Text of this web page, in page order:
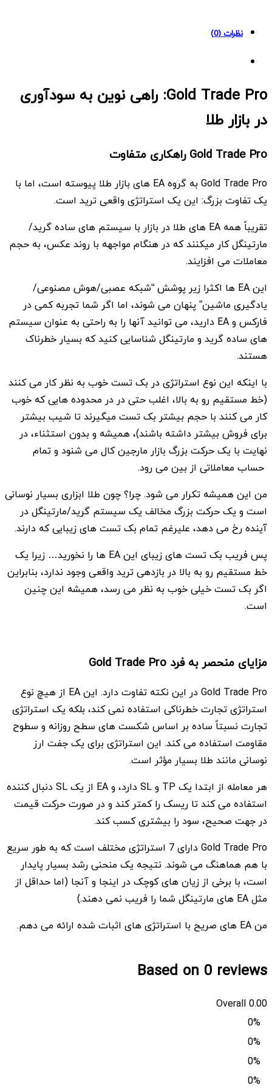
نظرات (0)
Gold Trade Pro: راهی نوین به سودآوری
در بازار طلا
Gold Trade Pro راهکاری متفاوت
Gold Trade Pro به گروه EA های بازار طلا پیوسته است، اما با
یک تفاوت بزرگ: این یک استراتژی واقعی ترید است.
تقریباً همه EA های طلا در بازار با سیستم های ساده گرید/
مارتینگل کار میکنند که در هنگام مواجهه با روند عکس، به حجم
معاملات می افزایند.
این EA ها اکثرا زیر پوشش “شبکه عصبی/هوش مصنوعی/
یادگیری ماشین” پنهان می شوند، اما اگر شما تجربه کمی در
فارکس و EA دارید، می توانید آنها را به راحتی به عنوان سیستم
های ساده گرید و مارتینگل شناسایی کنید که بسیار خطرناک
هستند.
با اینکه این نوع استراتژی در بک تست خوب به نظر کار می کنند
(خط مستقیم رو به بالا، اغلب حتی در در محدوده هایی که خوب
کار می کنند با حجم بیشتر بک تست میگیرند تا شیب بیشتر
برای فروش بیشتر داشته باشند)، همیشه و بدون استثناء، در
نهایت با یک حرکت بزرگ بازار مارجین کال می شنود و تمام
حساب معاملاتی از بین می رود.
من این همیشه تکرار می شود. چرا؟ چون طلا ابزاری بسیار نوسانی
است و یک حرکت بزرگ مخالف یک سیستم گرید/مارتینگل در
آینده رخ می دهد، علیرغم تمام بک تست های زیبایی که دارند.
پس فریب بک تست های زیبای این EA ها را نخورید… زیرا یک
خط مستقیم رو به بالا در بازدهی ترید واقعی وجود ندارد، بنابراین
اگر بک تست خیلی خوب به نظر می رسد، همیشه این چنین
است.
مزایای منحصر به فرد Gold Trade Pro
Gold Trade Pro در این نکته تفاوت دارد. این EA از هیچ نوع
استراتژی تجارت خطرناکی استفاده نمی کند، بلکه یک استراتژی
تجارت نسبتاً ساده بر اساس شکست های سطح روزانه و سطوح
مقاومت استفاده می کند. این استراتژی برای یک جفت ارز
نوسانی مانند طلا بسیار مؤثر است.
هر معامله از ابتدا یک TP و SL دارد، و EA از یک SL دنبال کننده
استفاده می کند تا ریسک را کمتر کند و در صورت حرکت قیمت
در جهت صحیح، سود را بیشتری کسب کند.
Gold Trade Pro دارای 7 استراتژی مختلف است که به طور سریع
با هم هماهنگ می شوند. نتیجه یک منحنی رشد بسیار پایدار
است، با برخی از زیان های کوچک در اینجا و آنجا (اما حداقل از
مثل EA های مارتینگل شما را فریب نمی دهند.)
من EA های صریح با استراتژی های اثبات شده ارائه می دهم.
Based on 0 reviews
0.00
Overall
0%
0%
0%
0%